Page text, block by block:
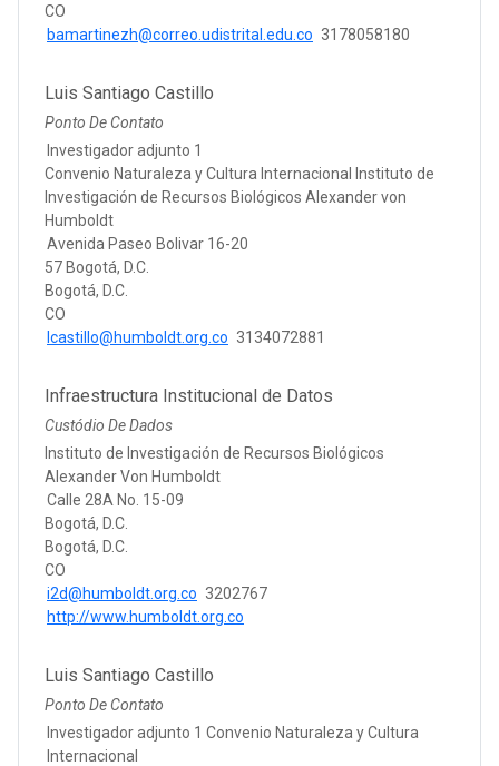
CO
bamartinezh@correo.udistrital.edu.co 3178058180
Luis Santiago Castillo
Ponto De Contato
Investigador adjunto 1
Convenio Naturaleza y Cultura Internacional Instituto de
Investigación de Recursos Biológicos Alexander von
Humboldt
Avenida Paseo Bolivar 16-20
57 Bogotá, D.C.
Bogotá, D.C.
CO
lcastillo@humboldt.org.co 3134072881
Infraestructura Institucional de Datos
Custódio De Dados
Instituto de Investigación de Recursos Biológicos
Alexander Von Humboldt
Calle 28A No. 15-09
Bogotá, D.C.
Bogotá, D.C.
CO
i2d@humboldt.org.co 3202767
http://www.humboldt.org.co
Luis Santiago Castillo
Ponto De Contato
Investigador adjunto 1 Convenio Naturaleza y Cultura
Internacional